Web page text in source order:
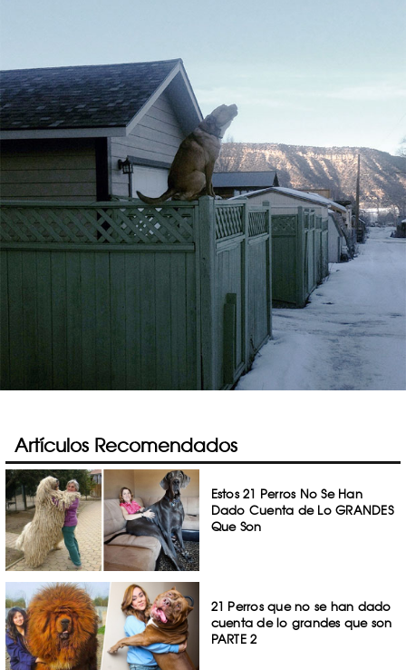
Artículos Recomendados
Estos 21 Perros No Se Han
Dado Cuenta de Lo GRANDES
Que Son
21 Perros que no se han dado
cuenta de lo grandes que son
PARTE 2